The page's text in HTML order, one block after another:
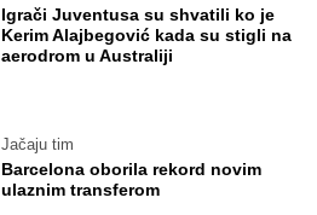
Igrači Juventusa su shvatili ko je
Kerim Alajbegović kada su stigli na
aerodrom u Australiji
Jačaju tim
Barcelona oborila rekord novim
ulaznim transferom